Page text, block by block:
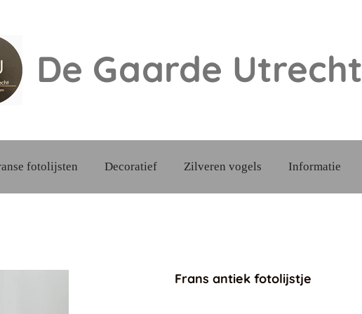
De Gaarde Utrecht
fotolijsten Decoratief Zilveren vogels Informatie
Frans antiek fotolijstje